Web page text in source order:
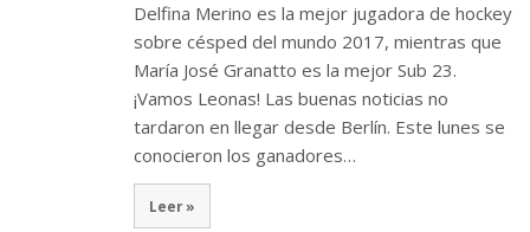
Delfina Merino es la mejor jugadora de hockey
sobre césped del mundo 2017, mientras que
María José Granatto es la mejor Sub 23.
¡Vamos Leonas! Las buenas noticias no
tardaron en llegar desde Berlín. Este lunes se
conocieron los ganadores…
Leer »